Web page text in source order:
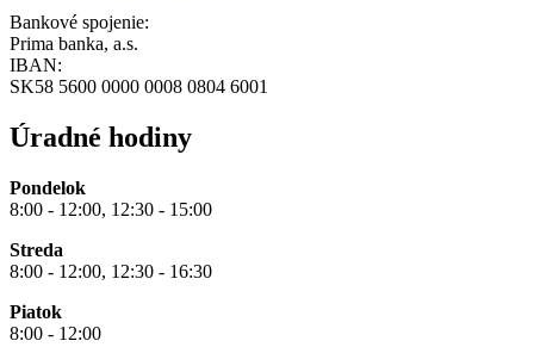
Bankové spojenie:
Prima banka, a.s.
IBAN:
SK58 5600 0000 0008 0804 6001
Úradné hodiny
Pondelok
8:00 - 12:00, 12:30 - 15:00
Streda
8:00 - 12:00, 12:30 - 16:30
Piatok
8:00 - 12:00